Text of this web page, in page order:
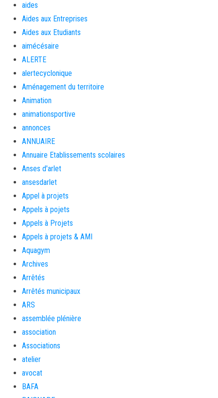
aides
Aides aux Entreprises
Aides aux Etudiants
aimécésaire
ALERTE
alertecyclonique
Aménagement du territoire
Animation
animationsportive
annonces
ANNUAIRE
Annuaire Etablissements scolaires
Anses d'arlet
ansesdarlet
Appel à projets
Appels à pojets
Appels à Projets
Appels à projets & AMI
Aquagym
Archives
Arrêtés
Arrêtés municipaux
ARS
assemblée plénière
association
Associations
atelier
avocat
BAFA